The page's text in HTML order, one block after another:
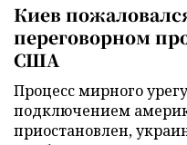
Киев
переговорном
США
Процесс мирного
подключением
приостановлен,